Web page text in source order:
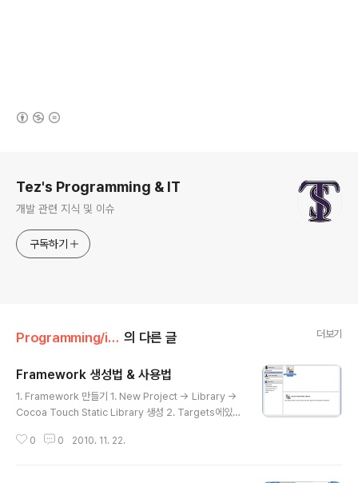
Tez's Programming & IT
개발 관련 지식 및 이슈
구독하기
Programming/iOS - ObjC 의 다른 글 더보기
Framework 생성법 & 사용법
1. Framework 만들기 1. New Project -> Library ->
Cocoa Touch Static Library 생성 2. Targets에있는
et.. -> Cocoa -> Loadable Bundle생성 4. Target I
0 0 2010. 11. 22.